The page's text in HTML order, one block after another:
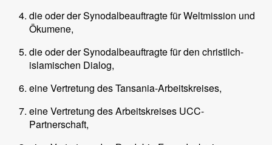
die oder der Synodalbeauftragte für Weltmission und
Ökumene,
die oder der Synodalbeauftragte für den christlich-
islamischen Dialog,
eine Vertretung des Tansania-Arbeitskreises,
eine Vertretung des Arbeitskreises UCC-
Partnerschaft,